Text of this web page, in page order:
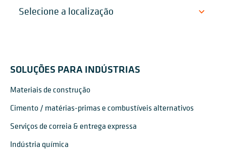
SOLUÇÕES PARA INDÚSTRIAS
Materiais de construção
Cimento / matérias-primas e combustíveis alternativos
Serviços de correia & entrega expressa
Indústria química